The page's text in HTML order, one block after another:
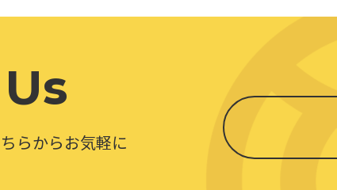
らからお気軽に